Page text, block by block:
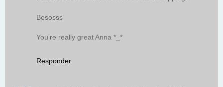
Besosss
You're really great Anna *_*
Responder